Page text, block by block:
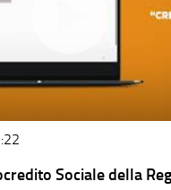
Sociale della